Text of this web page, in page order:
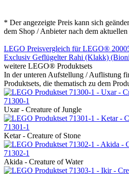
* Der angezeigte Preis kann sich
dem Shop / Anbieter nach dem aktuellen
LEGO Preisvergleich für LEGO®
Exclusiv Geflügelter Rahi (Klakk)
weitere LEGO® Produktsets
In der unteren Aufstellung / Auflistung
Produktsets, die thematisch zu dem
71300-1
Uxar - Creature of Jungle
71301-1
Ketar - Creature of Stone
71302-1
Akida - Creature of Water